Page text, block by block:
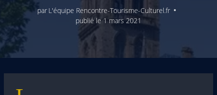
par L'équipe Rencontre-Tourisme-Culturel.fr
publié le 1 mars 2021